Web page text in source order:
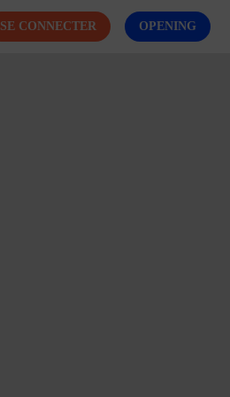
SE CONNECTER OPENING